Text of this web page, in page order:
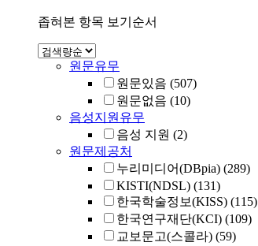
좁혀본 항목 보기순서
원문유무
원문있음 (507)
원문없음 (10)
음성지원유무
음성 지원 (2)
원문제공처
누리미디어(DBpia) (289)
KISTI(NDSL) (131)
한국학술정보(KISS) (115)
한국연구재단(KCI) (109)
교보문고(스콜라) (59)